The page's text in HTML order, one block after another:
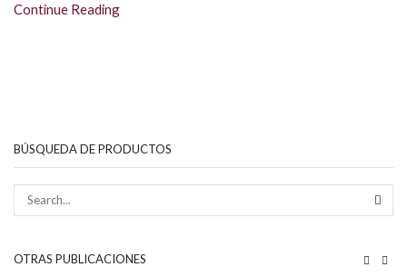
Continue Reading
BÚSQUEDA DE PRODUCTOS
OTRAS PUBLICACIONES